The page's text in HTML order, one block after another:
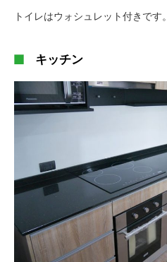
トイレはウォシュレット付きです。
キッチン